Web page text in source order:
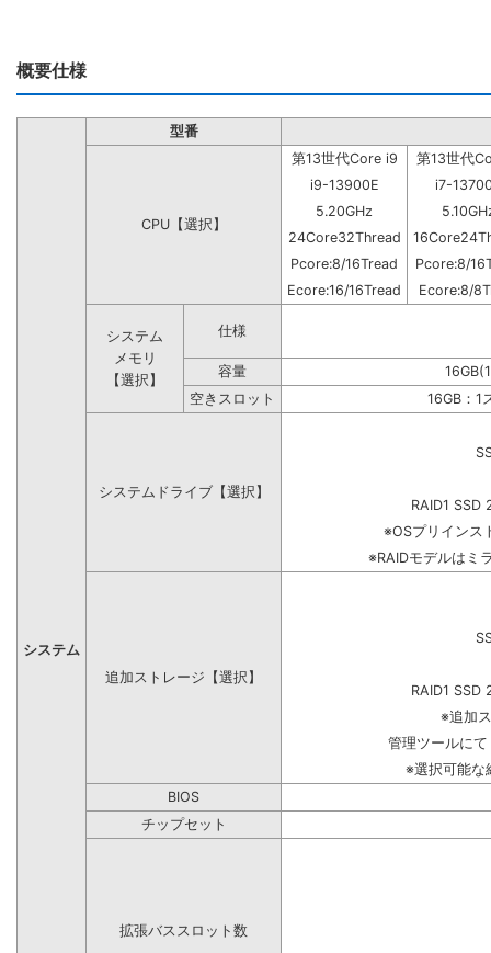
概要仕様
システム
型番
CPU【選択】
第13世代Core i9
第13世代
i9-13900E
i7-
5.20GHz
24Core32Thread
Pcore:8/16Tread
Pcore:8/
Ecore:16/16Tread
Ecore:8/
システム
メモリ
【選択】
仕様
容量
空きスロット
16GB：1
システムドライブ【選択】
RAID1 SSD
※OSプリインス
※RAIDモデルはミ
追加ストレージ【選択】
RAID1 SSD
※追加
管理ツールに
※選択可能な
BIOS
チップセット
拡張バススロット数